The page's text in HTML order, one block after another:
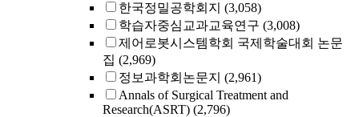
한국정밀공학회지 (3,058)
학습자중심교과교육연구 (3,008)
제어로봇시스템학회 국제학술대회 논문
집 (2,969)
정보과학회논문지 (2,961)
Annals of Surgical Treatment and
Research(ASRT) (2,796)